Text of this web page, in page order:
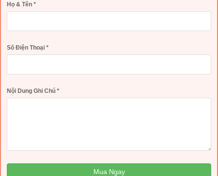
Họ & Tên *
Số Điện Thoại *
Nội Dung Ghi Chú *
Mua Ngay